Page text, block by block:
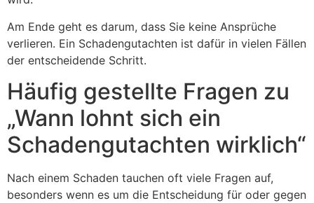
Am Ende geht es darum, dass Sie keine Ansprüche
verlieren. Ein Schadengutachten ist dafür in vielen Fällen
der entscheidende Schritt.
Häufig gestellte Fragen zu
„Wann lohnt sich ein
Schadengutachten wirklich“
Nach einem Schaden tauchen oft viele Fragen auf,
besonders wenn es um die Entscheidung für oder gegen